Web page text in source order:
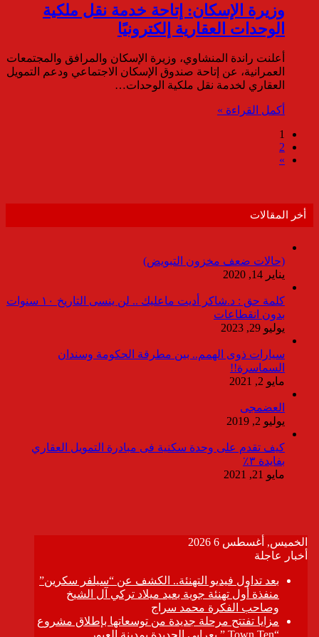
وزيرة الإسكان: إتاحة خدمة نقل ملكية
الوحدات العقارية إلكترونيًا
أعلنت راندة المنشاوي، وزيرة الإسكان والمرافق والمجتمعات
العمرانية، عن إتاحة صندوق الإسكان الاجتماعي ودعم التمويل
العقاري لخدمة نقل ملكية الوحدات…
أكمل القراءة »
1
2
»
أخر المقالات
(حالات ضعف مخزون التبويض)
يناير 14, 2020
كلمة حق : د.شاكر أديت ماعليك .. لن ينسى التاريخ ١٠ سنوات
بدون انقطاعات
يوليو 29, 2023
سيارات ذوى الهمم.. بين مطرقة الحكومة وسندان
السماسرة!!
مايو 2, 2021
العضمجى
يوليو 2, 2019
كيف تقدم على وحدة سكنية فى مبادرة التمويل العقاري
بفايدة ٣٪
مايو 21, 2021